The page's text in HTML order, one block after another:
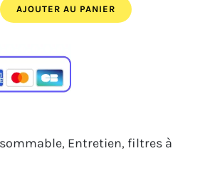
AJOUTER AU PANIER
Entretien filtres à